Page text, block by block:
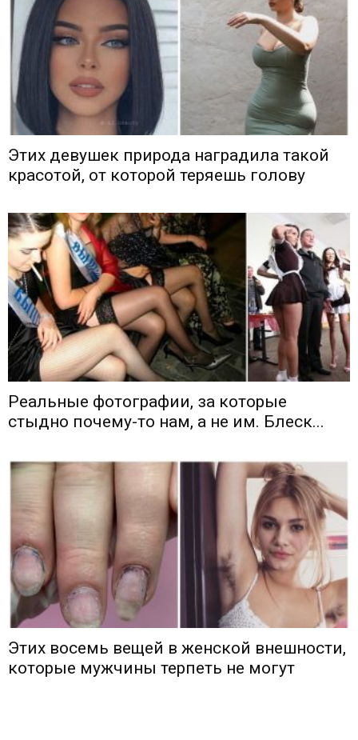
Этих девушек природа наградила такой
красотой, от которой теряешь голову
Реальные фотографии, за которые
стыдно почему-то нам, а не им. Блеск...
Этих восемь вещей в женской внешности,
которые мужчины терпеть не могут